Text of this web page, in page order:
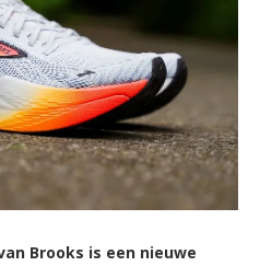
Brooks is een nieuwe